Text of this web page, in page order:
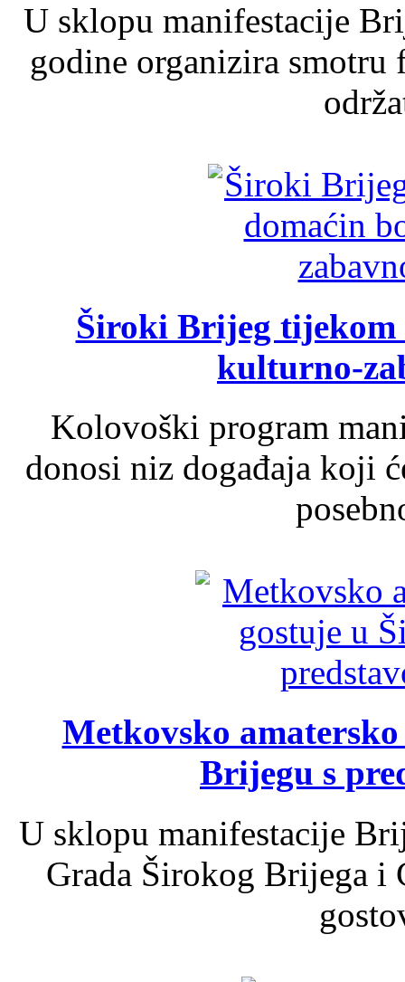
U sklopu manifestacije
godine organizira
Široki Brijeg tijekom
kulturno-
Kolovoški program
donosi niz događaja koji
Metkovsko
Brijegu s
U sklopu manifestacije
Grada Širokog Brijega